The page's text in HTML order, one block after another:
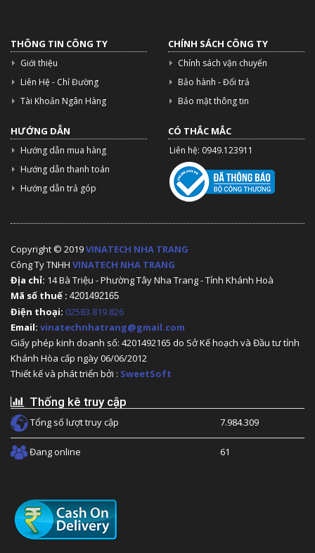
THÔNG TIN CÔNG TY
Giới thiệu
Liên Hệ - Chỉ Đường
Tài Khoản Ngân Hàng
CHÍNH SÁCH CÔNG TY
Chính sách vận chuyển
Bảo hành - Đổi trả
Bảo mật thông tin
HƯỚNG DẪN
Hướng dẫn mua hàng
Hướng dẫn thanh toán
Hướng dẫn trả góp
CÓ THẮC MẮC
Liên hệ: 0949.123911
Copyright © 2019VINATECH NHA TRANG
Công Ty TNHH VINATECH NHA TRANG
Địa chỉ: 14 Bà Triệu - Phường Tây Nha Trang - Tỉnh Khánh Hoà
Mã số thuế : 4201492165
Điện thoại: 02583.819.826
Email: vinatechnhatrang@gmail.com
Giấy phép kinh doanh số: 4201492165 do Sở Kế hoạch và Đầu tư tỉnh
Khánh Hòa cấp ngày 06/06/2012
Thiết kế và phát triển bởi : SweetSoft
Thống kê truy cập
Tổng số lượt truy cập 7.984.309
Đang online 61